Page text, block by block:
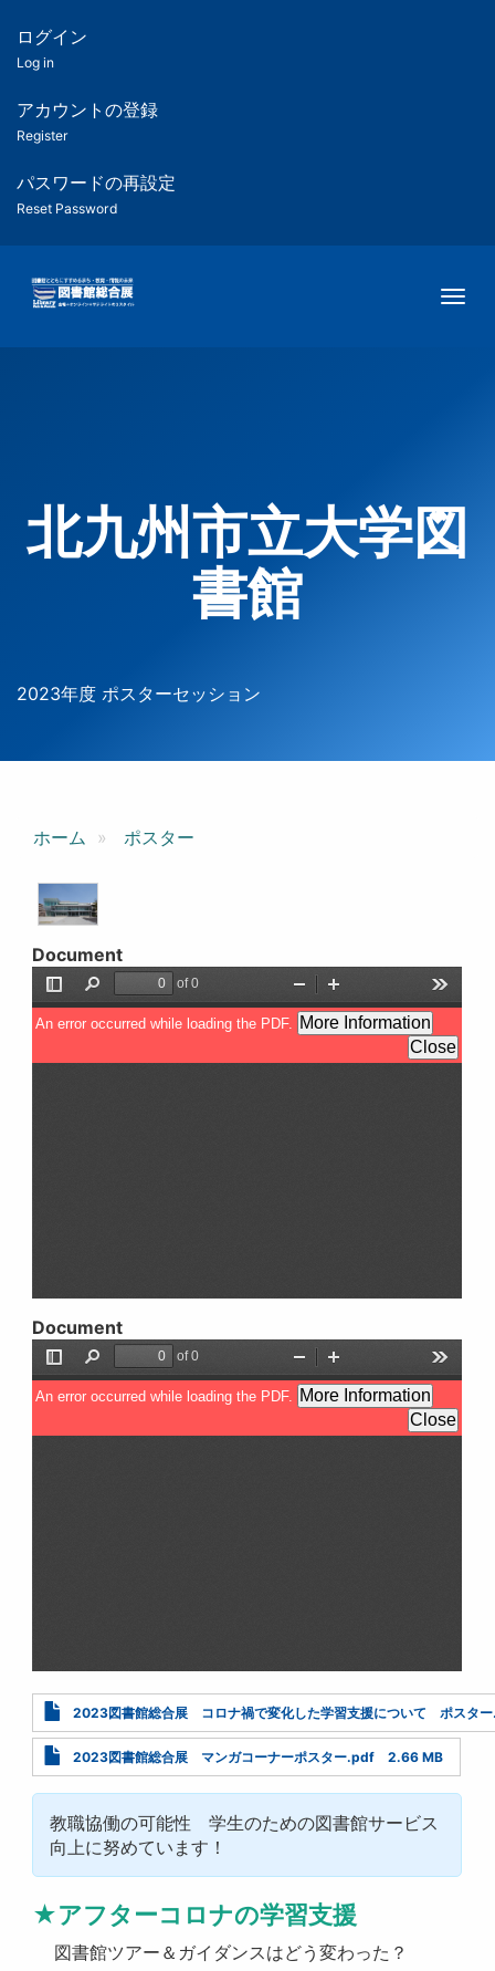
ツ
匿
名
ユ
ー
ー
用
メ
ー
ログイン
Log in
アカウントの登録
Register
パスワードの再設定
Reset Password
北九州市立大学図
書館
2023年度 ポスターセッション
ホーム ポスター
Document
Document
Document
2023図書館総合展 コロナ禍で変化した学習支援について ポスタ
Document
2023図書館総合展 マンガコーナーポスター.pdf 2.66 MB
教職協働の可能性 学生のための図書館サービス
向上に努めています！
★アフターコロナの学習支援
図書館ツアー＆ガイダンスはどう変わった？